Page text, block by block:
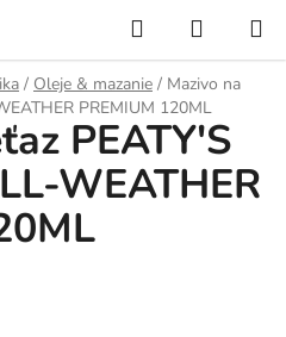
Hľadať
KOŠÍK
/ Oleje & mazanie / Mazivo na
PREMIUM 120ML
PEATY'S
WEATHER